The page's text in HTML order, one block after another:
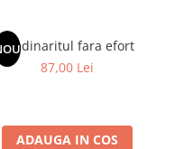
Gradinaritul fara efort
87,00 Lei
ADAUGA IN COS